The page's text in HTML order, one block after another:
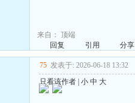
来自： 顶端
回复
引用 分享
75 发表于: 2026-06-18 13:32
只看该作者| 小 中 大